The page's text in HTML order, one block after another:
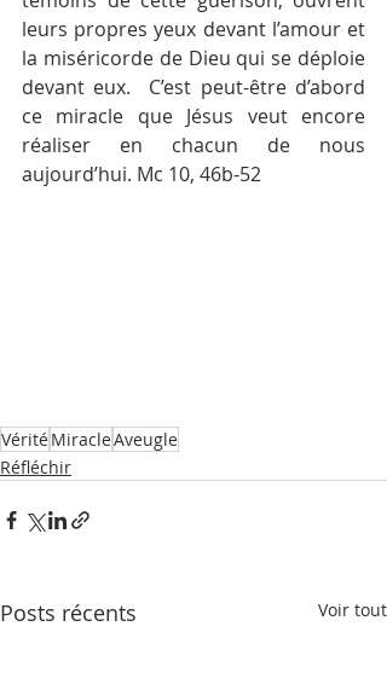
leurs propres yeux devant l’amour et
la miséricorde de Dieu qui se déploie
devant eux.  C’est peut-être d’abord
ce miracle que Jésus veut encore
réaliser en chacun de nous
aujourd’hui. Mc 10, 46b-52
VéritéMiracleAveugle
Réfléchir
Posts récents Voir tout